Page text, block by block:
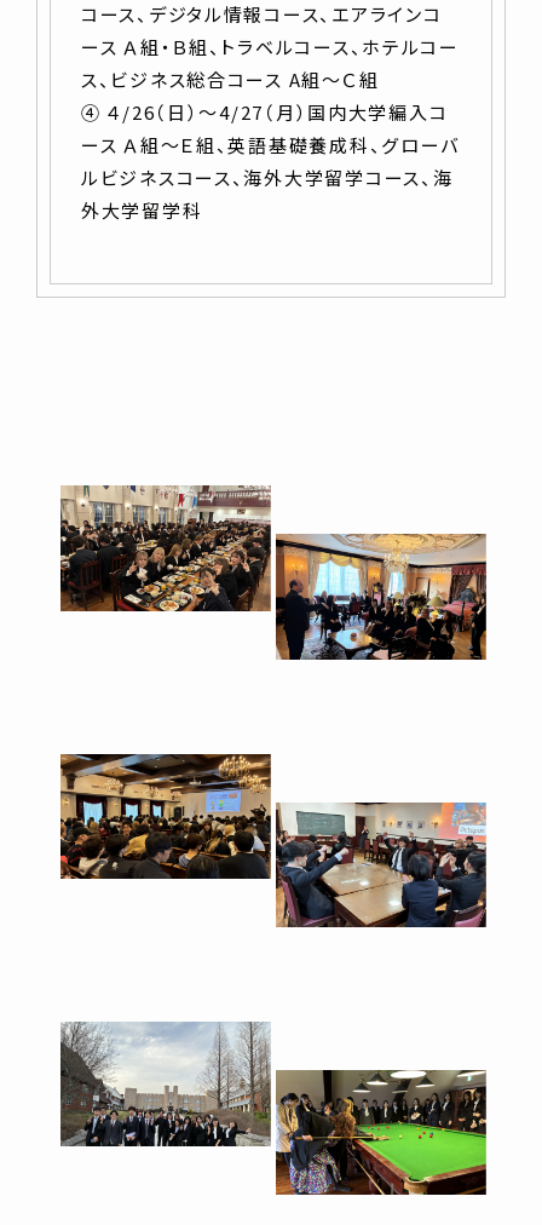
コース、デジタル情報コース、エアラインコ
ース Ａ組・Ｂ組、トラベルコース、ホテルコー
ス、ビジネス総合コース A組～Ｃ組
④ ４/26（日）～4/27（月）国内大学編入コ
ース Ａ組～Ｅ組、英語基礎養成科、グローバ
ルビジネスコース、海外大学留学コース、海
外大学留学科